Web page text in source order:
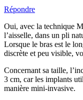
Répondre
Oui, avec la technique
l’aisselle, dans un pli
Lorsque le bras est le
discrète et peu visible,
Concernant sa taille,
3 cm, car les implants
manière mini-invasive.